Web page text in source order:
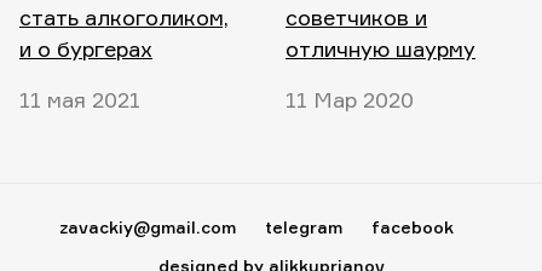
стать алкоголиком,
и о бургерах
11 мая 2021
советчиков и
отличную шаурму
11 Мар 2020
zavackiy@gmail.com telegram
facebook
designed by alikkuprianov